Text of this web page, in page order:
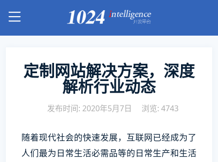
定制网站解决方案，深度
解析行业动态
发布时间: 2020年5月7日 浏览: 4743
随着现代社会的快速发展，互联网已经成为了
人们最为日常生活必需品等的日常生产和生活